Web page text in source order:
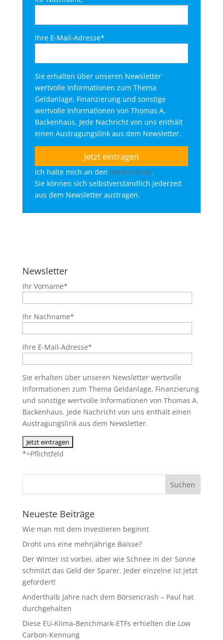
Ihre E-Mail-Adresse*
Sie erhalten über unseren Newsletter
wertvolle Informationen zum Thema
Geldanlage, Finanzierung und sonstige
wertvolle Informationen von Thomas A.
Backenhaus. Jede Nachricht von uns enthält
einen Austragungslink aus dem Newsletter.
Ich halte mich an den Datenschutz.
Sie können sich selbstverständlich jederzeit
aus dem Newsletter austragen.
Newsletter
Ihr Vorname*
Ihr Nachname*
Ihre E-Mail-Adresse*
Sie erhalten über unseren Newsletter wertvolle
Informationen zum Thema Geldanlage, Finanzierung
und sonstige wertvolle Informationen von Thomas A.
Backenhaus. Jede Nachricht von uns enthält einen
Austragungslink aus dem Newsletter.
*=Pflichtfeld
Neueste Beiträge
Wie man mit dem Investieren beginnt
Droht uns eine mehrjährige Baisse?
Der Winter ist vorbei, aber wie Schnee in der Sonne
schmilzt das Geld der Sparer. Jeder einzelne ist jetzt
gefordert!
Anderthalb Jahre nach dem Börsencrash – Paul hat
durchgehalten
Diese EU-Klima-Benchmark-ETFs erhielten die Low
Carbon-Kennung